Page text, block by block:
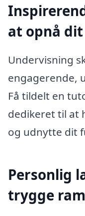
at opnå
Undervisning
engagerende,
Få tildelt en
dedikeret til at
og udnytte dit
Personlig
trygge